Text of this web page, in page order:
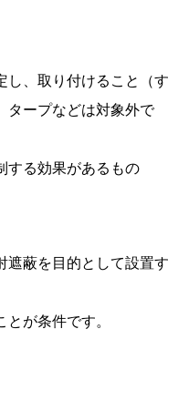
し、取り付けること（す
タープなどは対象外で
する効果があるもの
遮蔽を目的として設置す
が条件です。